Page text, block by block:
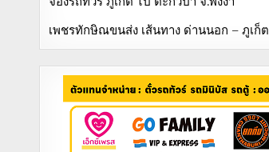
เพชรทักษิณขนส่ง เส้นทาง ด่านนอก – ภูเก็ต